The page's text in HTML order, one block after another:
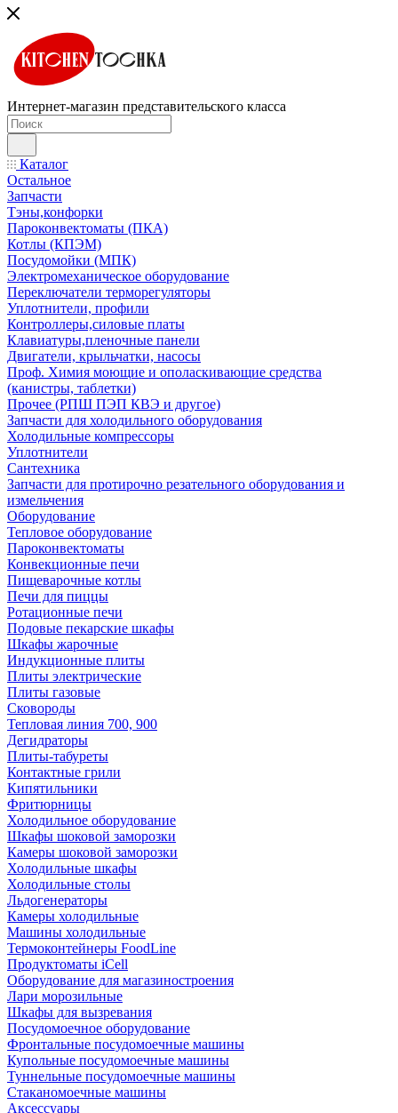
Интернет-магазин представительского класса
Каталог
Остальное
Запчасти
Тэны,конфорки
Пароконвектоматы (ПКА)
Котлы (КПЭМ)
Посудомойки (МПК)
Электромеханическое оборудование
Переключатели терморегуляторы
Уплотнители, профили
Контроллеры,силовые платы
Клавиатуры,пленочные панели
Двигатели, крыльчатки, насосы
Проф. Химия моющие и ополаскивающие средства
(канистры, таблетки)
Прочее (РПШ ПЭП КВЭ и другое)
Запчасти для холодильного оборудования
Холодильные компрессоры
Уплотнители
Сантехника
Запчасти для протирочно резательного оборудования и
измельчения
Оборудование
Тепловое оборудование
Пароконвектоматы
Конвекционные печи
Пищеварочные котлы
Печи для пиццы
Ротационные печи
Подовые пекарские шкафы
Шкафы жарочные
Индукционные плиты
Плиты электрические
Плиты газовые
Сковороды
Тепловая линия 700, 900
Дегидраторы
Плиты-табуреты
Контактные грили
Кипятильники
Фритюрницы
Холодильное оборудование
Шкафы шоковой заморозки
Камеры шоковой заморозки
Холодильные шкафы
Холодильные столы
Льдогенераторы
Камеры холодильные
Машины холодильные
Термоконтейнеры FoodLine
Продуктоматы iCell
Оборудование для магазиностроения
Лари морозильные
Шкафы для вызревания
Посудомоечное оборудование
Фронтальные посудомоечные машины
Купольные посудомоечные машины
Туннельные посудомоечные машины
Стаканомоечные машины
Аксессуары